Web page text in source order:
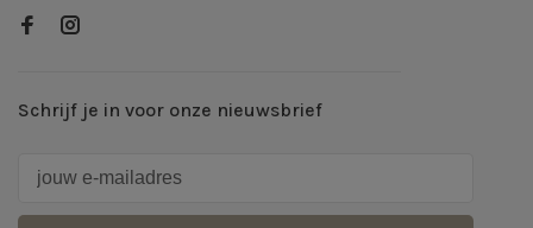
Schrijf je in voor onze nieuwsbrief